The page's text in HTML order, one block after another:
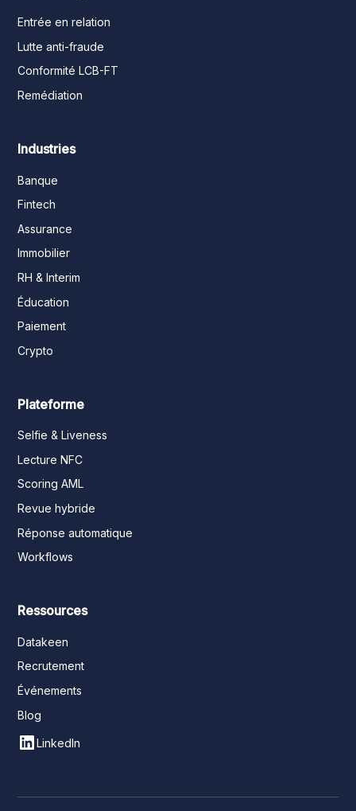
Entrée en relation
Lutte anti-fraude
Conformité LCB-FT
Remédiation
Industries
Banque
Fintech
Assurance
Immobilier
RH & Interim
Éducation
Paiement
Crypto
Plateforme
Selfie & Liveness
Lecture NFC
Scoring AML
Revue hybride
Réponse automatique
Workflows
Ressources
Datakeen
Recrutement
Événements
Blog
LinkedIn